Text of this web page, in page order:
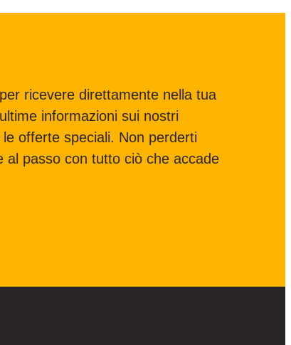
ricevere direttamente nella tua
informazioni sui nostri
offerte speciali. Non perderti
al passo con tutto ciò che accade